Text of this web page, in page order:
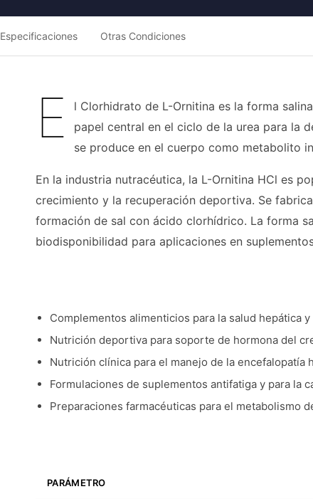
Especificaciones Otras Condiciones
E
l Clorhidrato de L-Ornitina es la forma
papel central en el ciclo de la urea para la
se produce en el cuerpo como metabolito
En la industria nutracéutica, la L-Ornitina HCl es
crecimiento y la recuperación deportiva. Se
formación de sal con ácido clorhídrico. La forma
biodisponibilidad para aplicaciones en
Complementos alimenticios para la salud hepática
Nutrición deportiva para soporte de hormona del
Nutrición clínica para el manejo de la encefalopatía
Formulaciones de suplementos antifatiga y para la
Preparaciones farmacéuticas para el metabolismo
PARÁMETRO